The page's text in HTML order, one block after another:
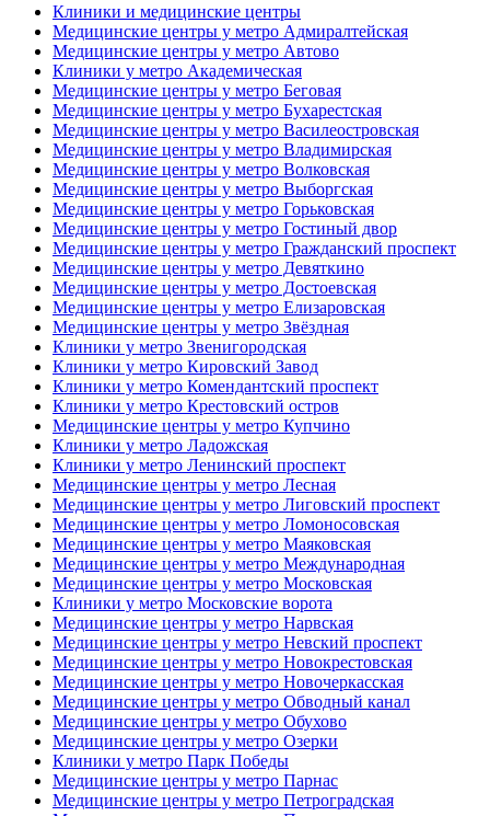
Клиники и медицинские центры
Медицинские центры у метро Адмиралтейская
Медицинские центры у метро Автово
Клиники у метро Академическая
Медицинские центры у метро Беговая
Медицинские центры у метро Бухарестская
Медицинские центры у метро Василеостровская
Медицинские центры у метро Владимирская
Медицинские центры у метро Волковская
Медицинские центры у метро Выборгская
Медицинские центры у метро Горьковская
Медицинские центры у метро Гостиный двор
Медицинские центры у метро Гражданский проспект
Медицинские центры у метро Девяткино
Медицинские центры у метро Достоевская
Медицинские центры у метро Елизаровская
Медицинские центры у метро Звёздная
Клиники у метро Звенигородская
Клиники у метро Кировский Завод
Клиники у метро Комендантский проспект
Клиники у метро Крестовский остров
Медицинские центры у метро Купчино
Клиники у метро Ладожская
Клиники у метро Ленинский проспект
Медицинские центры у метро Лесная
Медицинские центры у метро Лиговский проспект
Медицинские центры у метро Ломоносовская
Медицинские центры у метро Маяковская
Медицинские центры у метро Международная
Медицинские центры у метро Московская
Клиники у метро Московские ворота
Медицинские центры у метро Нарвская
Медицинские центры у метро Невский проспект
Медицинские центры у метро Новокрестовская
Медицинские центры у метро Новочеркасская
Медицинские центры у метро Обводный канал
Медицинские центры у метро Обухово
Медицинские центры у метро Озерки
Клиники у метро Парк Победы
Медицинские центры у метро Парнас
Медицинские центры у метро Петроградская